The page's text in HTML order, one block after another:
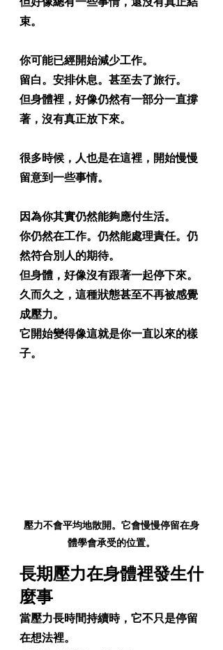
束。
你可能已經開始減少工作。
留白。安排休息。甚至去了旅行。
但身體裡，好像仍然有一部分一直撐
著，沒有真正放下來。
很多時候，人也是在這裡，開始慢慢
留意到一些事情。
因為你其實仍然能夠應付生活。
你仍然在工作。仍然能處理責任。仍
然符合別人的期待。
但身體，好像沒有跟著一起停下來。
久而久之，這種狀態甚至不再被感覺
成壓力。
它開始變得像這就是你一直以來的樣
子。
壓力不會平均地散開。它會慢慢停留在身
體學會承受的位置。
長期壓力在身體裡發生什
麼事
當壓力長時間持續時，它不只是停留
在想法裡。